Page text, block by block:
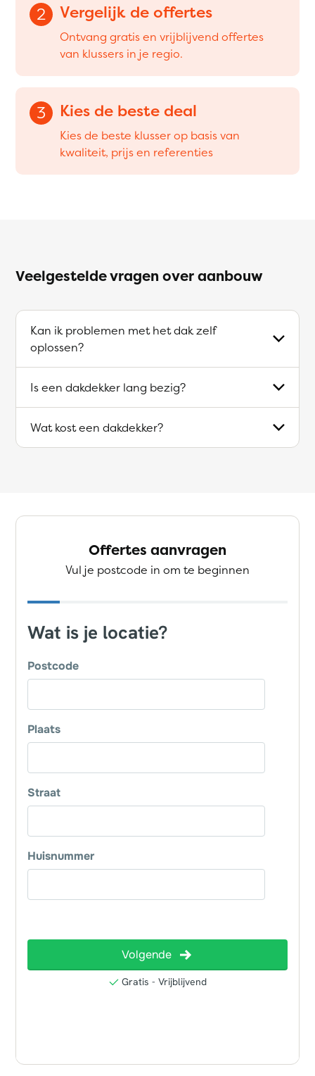
2 Vergelijk de offertes
Ontvang gratis en vrijblijvend offertes
van klussers in je regio.
3 Kies de beste deal
Kies de beste klusser op basis van
kwaliteit, prijs en referenties
Veelgestelde vragen over aanbouw
Kan ik problemen met het dak zelf
oplossen?
Is een dakdekker lang bezig?
Wat kost een dakdekker?
Offertes aanvragen
Vul je postcode in om te beginnen